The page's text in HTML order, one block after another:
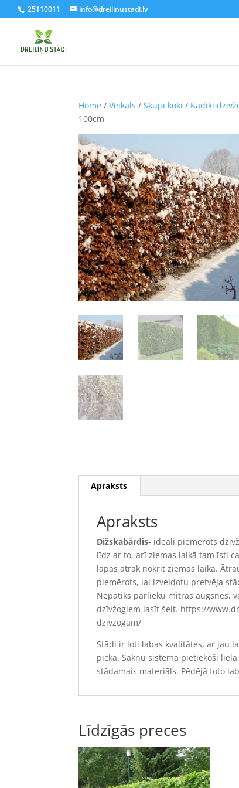
25110011 info@dreilinustadi.lv
Home /Veikals /Skuju koki / Kadiķi
100cm
Apraksts
Apraksts
Dižskabārdis- ideāli piemērots
līdz ar to, arī ziemas laikā tam īsti
lapas ātrāk nokrīt ziemas laikā.
piemērots, lai izveidotu pretvēja
Nepatiks pārlieku mitras augsnes,
dzīvžogiem lasīt šeit. https://
dzivzogam/
Stādi ir ļoti labas kvalitātes, ar jau
pīcka. Sakņu sistēma pietiekoši
stādamais materiāls. Pēdējā foto
Līdzīgās preces